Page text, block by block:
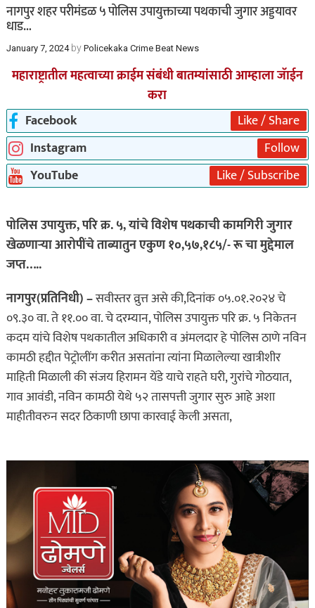
नागपुर शहर परीमंडळ ५ पोलिस उपायुक्ताच्या पथकाची जुगार अड्डयावर
धाड…
January 7, 2024by Policekaka Crime Beat News
महाराष्ट्रातील महत्वाच्या क्राईम संबंधी बातम्यांसाठी आम्हाला जॅाईन
करा
Facebook
Like / Share
Instagram
Follow
YouTube
Like / Subscribe
पोलिस उपायुक्त, परि क्र. ५, यांचे विशेष पथकाची कामगिरी जुगार
खेळणाऱ्या आरोपींचे ताब्यातुन एकुण १०,५७,१८५/- रू चा मुद्देमाल
जप्त…..
नागपुर(प्रतिनिधी) –सवीस्तर व्रुत्त असे की,दिनांक ०५.०१.२०२४ चे
०९.३० वा. ते ११.०० वा. चे दरम्यान, पोलिस उपायुक्त परि क्र. ५ निकेतन
कदम यांचे विशेष पथकातील अधिकारी व अंमलदार हे पोलिस ठाणे नविन
कामठी हद्दीत पेट्रोलींग करीत असतांना त्यांना मिळालेल्या खात्रीशीर
माहिती मिळाली की संजय हिरामन येंडे याचे राहते घरी, गुरांचे गोठयात,
गाव आवंडी, नविन कामठी येथे ५२ तासपत्ती जुगार सुरु आहे अशा
माहीतीवरुन सदर ठिकाणी छापा कारवाई केली असता,